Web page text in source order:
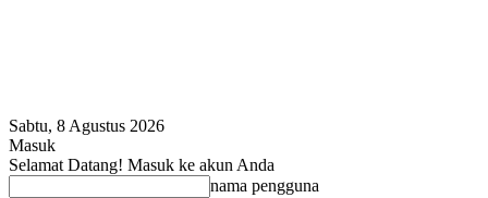
Sabtu, 8 Agustus 2026
Masuk
Selamat Datang! Masuk ke akun Anda
nama pengguna